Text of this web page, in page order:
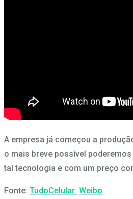
A empresa já começou a
o mais breve possível
tal tecnologia e com um preço
Fonte: TudoCelular Weibo